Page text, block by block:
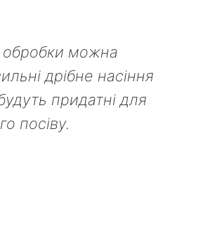
обробки можна
дрібне насіння
придатні для
посіву.